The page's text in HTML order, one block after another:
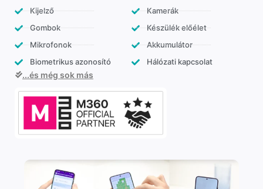
Kijelző
Gombok
Mikrofonok
Biometrikus azonosító
Kamerák
Készülék előélet
Akkumulátor
Hálózati kapcsolat
...és még sok más